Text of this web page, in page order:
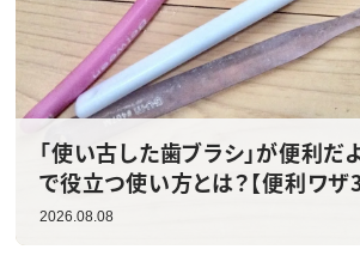
「使い古した歯ブラシ」が便利だ
で役立つ使い方とは？【便利ワザ
2026.08.08